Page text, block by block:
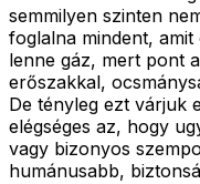
semmilyen szinten
foglalna mindent,
lenne gáz, mert pont
erőszakkal,
De tényleg ezt várjuk
elégséges az, hogy
vagy bizonyos
humánusabb,